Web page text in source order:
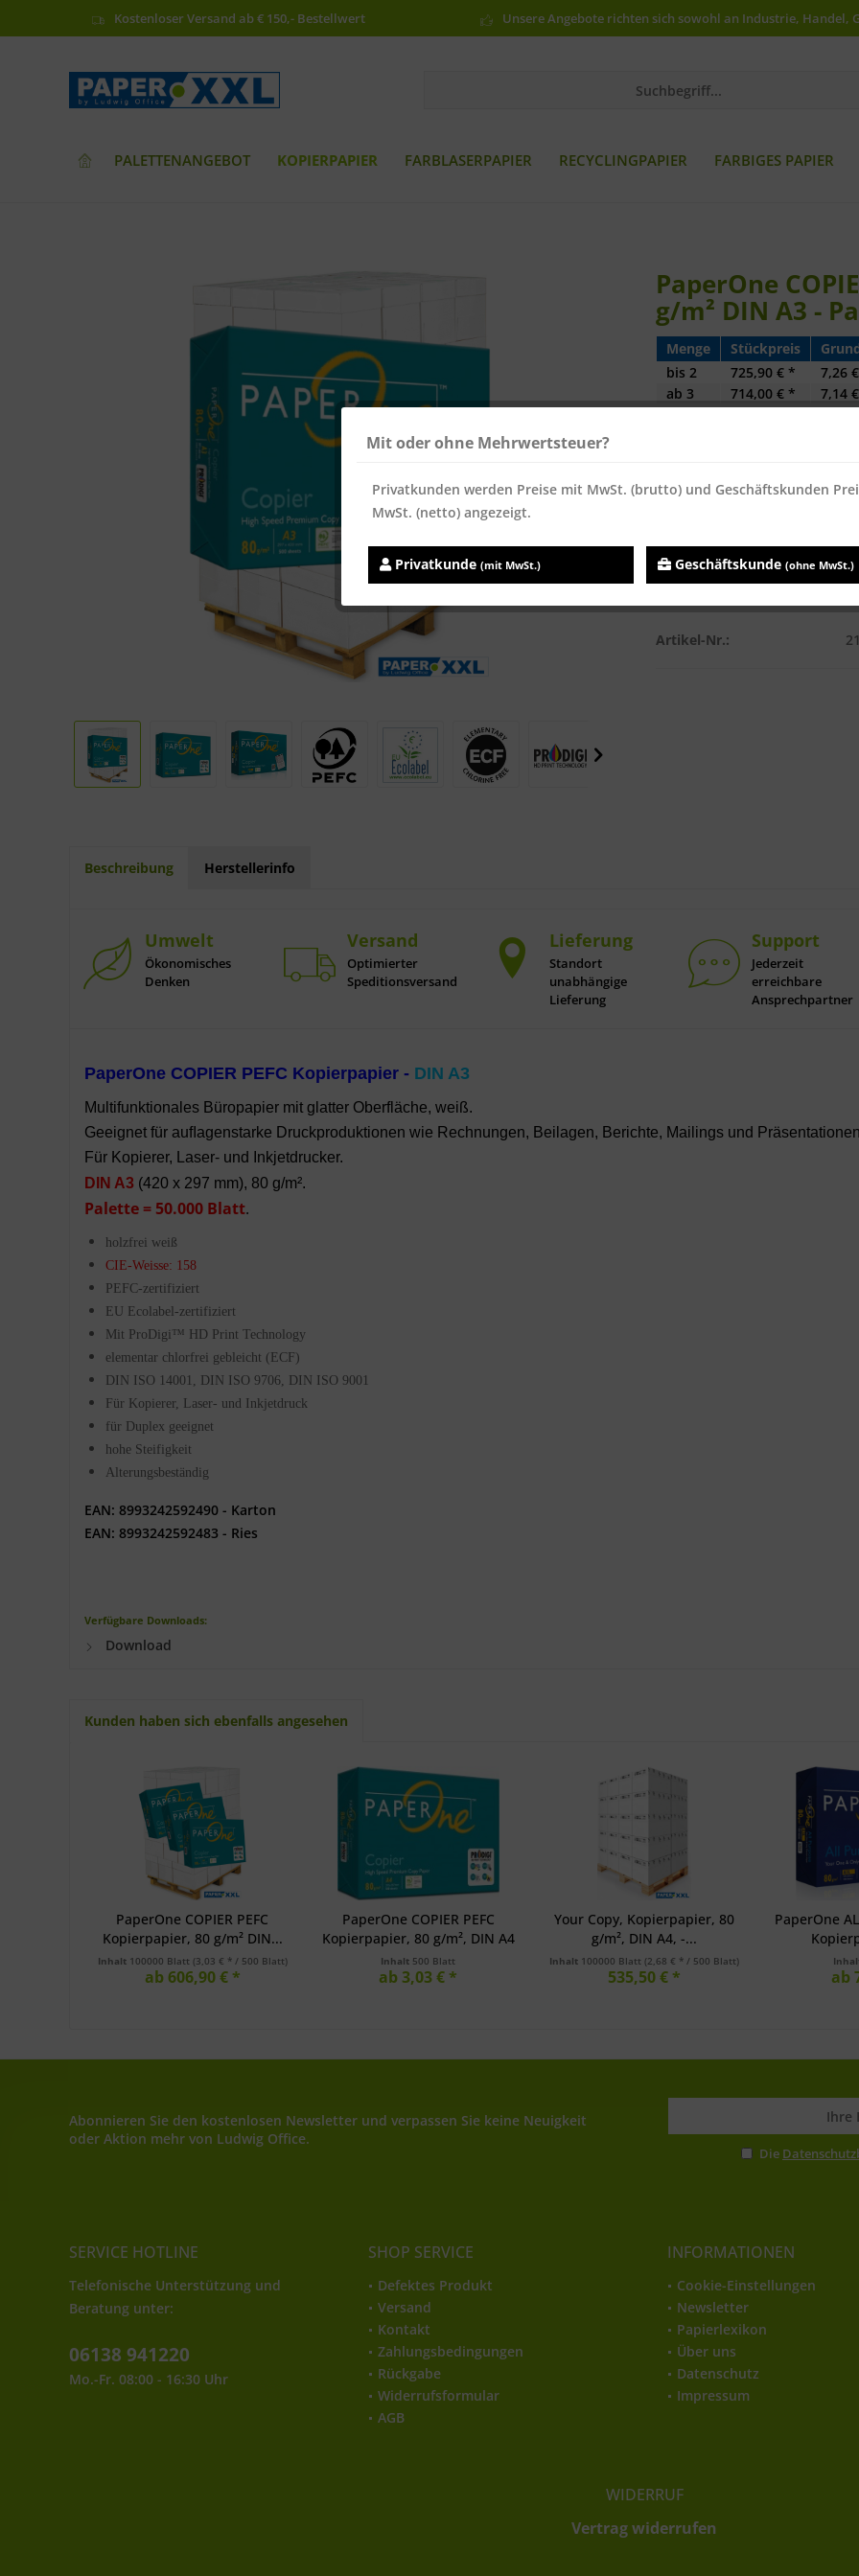
Kostenloser Versand ab € 150,- Bestellwert Unsere Angebote richten sich sowohl an Industrie, Handel,
PALETTENANGEBOT KOPIERPAPIER FARBLASERPAPIER RECYCLINGPAPIER FARBIGES PAPIER
PaperOne
g/m² DIN A3 -
Menge Stückpreis
bis 2 725,90 € *
7,26
ab 3 714,00 € * 7,14
Sofort versandfertig, Lieferzeit
Artikel-Nr.:
Beschreibung Herstellerinfo
Umwelt
Ökonomisches
Denken
Versand
Optimierter
Speditionsversand
Lieferung
Standort
unabhängige
Lieferung
Support
Jederzeit
erreichbare
Ansprechpartner
PaperOne COPIER PEFC Kopierpapier - DIN A3
Multifunktionales Büropapier mit glatter Oberfläche, weiß.
Geeignet für auﬂagenstarke Druckproduktionen wie Rechnungen, Beilagen, Berichte, Mailings und
Für Kopierer, Laser- und Inkjetdrucker.
DIN A3 (420 x 297 mm), 80 g/m².
Palette = 50.000 Blatt.
holzfrei weiß
CIE-Weisse: 158
PEFC-zertifiziert
EU Ecolabel-zertifiziert
Mit ProDigi™ HD Print Technology
elementar chlorfrei gebleicht (ECF)
DIN ISO 14001, DIN ISO 9706, DIN ISO 9001
Für Kopierer, Laser- und Inkjetdruck
für Duplex geeignet
hohe Steifigkeit
Alterungsbeständig
EAN: 8993242592490 - Karton
EAN: 8993242592483 - Ries
Verfügbare Downloads:
Download
Kunden haben sich ebenfalls angesehen
PaperOne COPIER PEFC
Kopierpapier, 80 g/m² DIN...
Inhalt 100000 Blatt (3,03 € * / 500 Blatt)
ab 606,90 € *
PaperOne COPIER PEFC
Kopierpapier, 80 g/m², DIN A4
Inhalt 500 Blatt
ab 3,03 € *
Your Copy, Kopierpapier, 80
g/m², DIN A4, -...
Inhalt 100000 Blatt (2,68 € * / 500 Blatt)
535,50 € *
PaperOne
ab
Abonnieren Sie den kostenlosen Newsletter und verpassen Sie keine Neuigkeit
oder Aktion mehr von Ludwig Office.
Die
SERVICE HOTLINE
Telefonische Unterstützung und
Beratung unter:
06138 941220
Mo.-Fr. 08:00 - 16:30 Uhr
SHOP SERVICE
Defektes Produkt
Versand
Kontakt
Zahlungsbedingungen
Rückgabe
Widerrufsformular
AGB
INFORMATIONEN
Cookie-Einstellungen
Newsletter
Papierlexikon
Über uns
Datenschutz
Impressum
WIDERRUF
Vertrag widerrufen
Mit oder ohne Mehrwertsteuer?
Privatkunden werden Preise mit MwSt. (brutto) und Geschäftskunden
MwSt. (netto) angezeigt.
Privatkunde (mit MwSt.) Geschäftskunde (ohne MwSt.)